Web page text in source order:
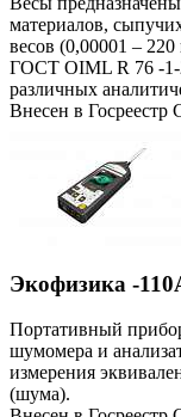
материалов,
весов (0,00001 –
ГОСТ OIML R 76 -1-
различных
Внесен в
Экофизика -
Портативный
шумомера и
измерения
(шума).